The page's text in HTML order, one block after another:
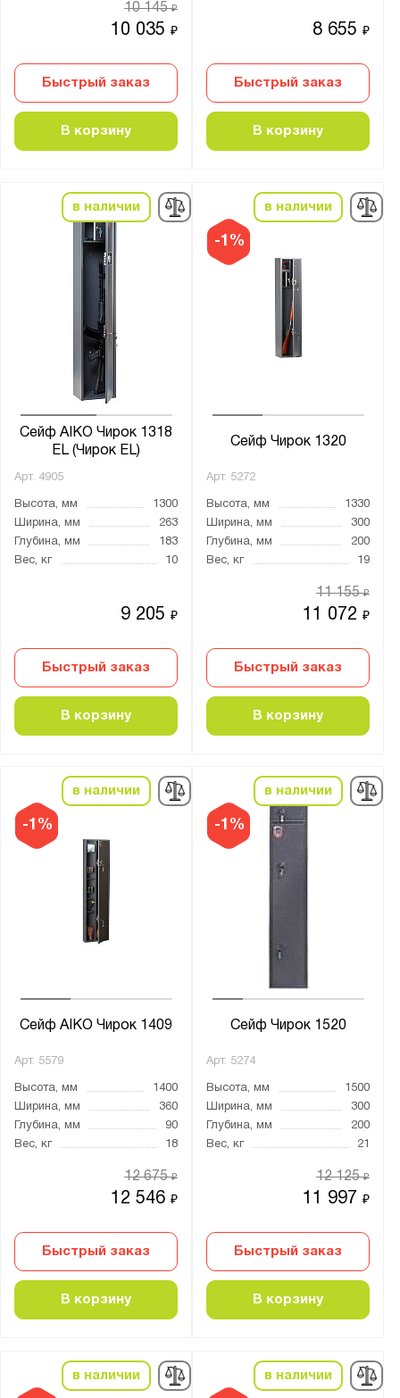
10 035₽
10 145₽
Быстрый заказ
В корзину
8 655₽
Быстрый заказ
В корзину
в наличии
Сейф AIKO Чирок 1318
EL (Чирок EL)
Арт. 4905
Высота, мм
1300
Ширина, мм
263
Глубина, мм
183
Вес, кг
10
9 205₽
Быстрый заказ
В корзину
-1%
в наличии
Сейф Чирок 1320
Арт. 5272
Высота, мм
1330
Ширина, мм
300
Глубина, мм
200
Вес, кг
19
11 072₽
11 155₽
Быстрый заказ
В корзину
-1%
в наличии
Сейф AIKO Чирок 1409
Арт. 5579
Высота, мм
1400
Ширина, мм
360
Глубина, мм
90
Вес, кг
18
12 546₽
12 675₽
Быстрый заказ
В корзину
-1%
в наличии
Сейф Чирок 1520
Арт. 5274
Высота, мм
1500
Ширина, мм
300
Глубина, мм
200
Вес, кг
21
11 997₽
12 125₽
Быстрый заказ
В корзину
в наличии в наличии
Сапсан
Стрелец
Филин
Чирок
Показать Сбросить